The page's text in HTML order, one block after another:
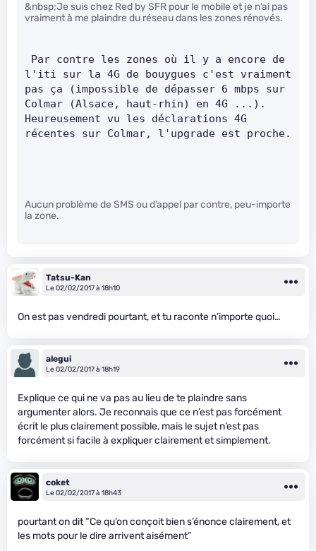
&nbsp;Je suis chez Red by SFR pour le mobile et je n’ai pas
vraiment à me plaindre du réseau dans les zones rénovés.
l'iti sur la 4G de bouygues c'est vraiment
pas ça (impossible de dépasser 6 mbps sur
Colmar (Alsace, haut-rhin) en 4G ...).
Heureusement vu les déclarations 4G
Aucun problème de SMS ou d’appel par contre, peu-importe
la zone.
Tatsu-Kan
Le 02/02/2017 à 18h10
On est pas vendredi pourtant, et tu raconte n’importe quoi…
alegui
Le 02/02/2017 à 18h19
Explique ce qui ne va pas au lieu de te plaindre sans
argumenter alors. Je reconnais que ce n’est pas forcément
écrit le plus clairement possible, mais le sujet n’est pas
forcément si facile à expliquer clairement et simplement.
coket
Le 02/02/2017 à 18h43
pourtant on dit “Ce qu’on conçoit bien s’énonce clairement, et
les mots pour le dire arrivent aisément”